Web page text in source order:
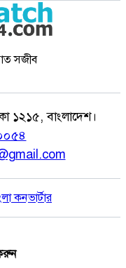
সজীব
১২১৫, বাংলাদেশ।
কনভার্টার